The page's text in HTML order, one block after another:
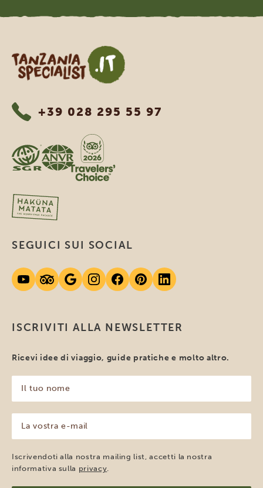
Tanzania Specialist
+39 028 295 55 97
ISCRIVITI ALLA NEWSLETTER
Ricevi idee di viaggio, guide pratiche e molto altro.
tuo
nome
(Obbligatorio)
vostra
e-
mail
(Obbligatorio)
Iscrivendoti alla nostra mailing list, accetti la nostra
informativa sulla privacy.
SEGUICI SUI SOCIAL